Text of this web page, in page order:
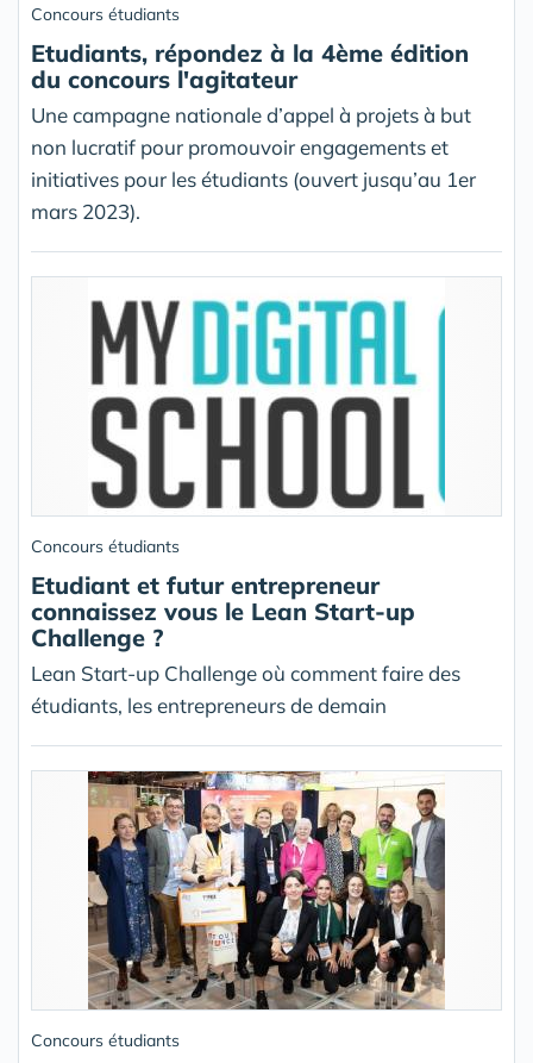
Concours étudiants
Etudiants, répondez à la 4ème édition
du concours l'agitateur
Une campagne nationale d’appel à projets à but
non lucratif pour promouvoir engagements et
initiatives pour les étudiants (ouvert jusqu’au 1er
mars 2023).
Concours étudiants
Etudiant et futur entrepreneur
connaissez vous le Lean Start-up
Challenge ?
Lean Start-up Challenge où comment faire des
étudiants, les entrepreneurs de demain
Concours étudiants